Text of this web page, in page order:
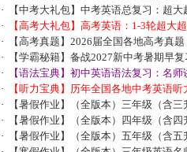
·
【中考大礼包】中考英语总复习：超
·
【高考大礼包】高考英语：1-3轮超大
·
【高考真题】2026届全国各地高考真
·
【学霸秘籍】备战2027新中考暑期早
·
【语法宝典】初中英语语法复习：名
·
【听力宝典】历年全国各地中考英语
·
【暑假作业】（全版本）三年级（含
·
【暑假作业】（全版本）四年级（含
·
【暑假作业】（全版本）五年级（含